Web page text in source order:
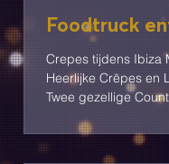
Foodtruck
op Ibiza
Crepes tijdens Ibiza
Heerlijke Crēpes en
Twee gezellige
Foodtruck (oldtimer
crēpes met 3
Tevens gaan de